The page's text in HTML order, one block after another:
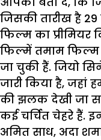
जिसकी तारीख है
फिल्म का प्रीमियर
फिल्में तमाम फिल्म
जा चुकी हैं. जियो
जारी किया है, जहां
की झलक देखी जा
कई चर्चित चेहरे हैं.
अमित साध, अदा